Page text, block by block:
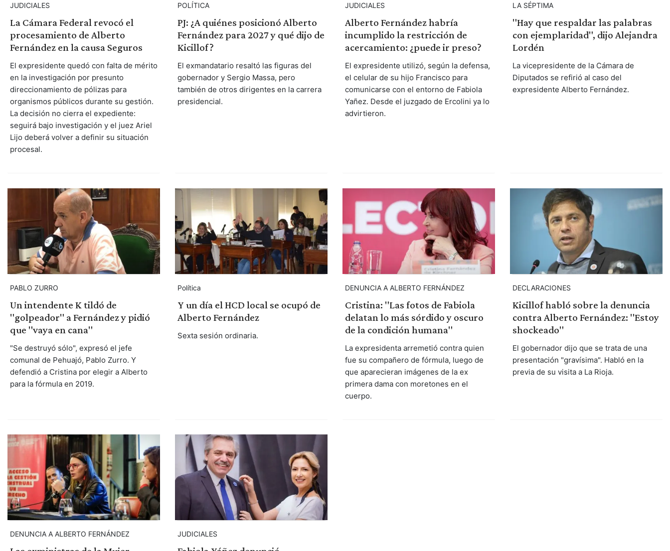
JUDICIALES
La Cámara Federal revocó el
procesamiento de Alberto
Fernández en la causa Seguros
El expresidente quedó con falta de mérito
en la investigación por presunto
direccionamiento de pólizas para
organismos públicos durante su gestión.
La decisión no cierra el expediente:
seguirá bajo investigación y el juez Ariel
Lijo deberá volver a definir su situación
procesal.
POLÍTICA
PJ: ¿A quiénes posicionó Alberto
Fernández para 2027 y qué dijo de
Kicillof?
El exmandatario resaltó las figuras del
gobernador y Sergio Massa, pero
también de otros dirigentes en la carrera
presidencial.
JUDICIALES
Alberto Fernández habría
incumplido la restricción de
acercamiento: ¿puede ir preso?
El expresidente utilizó, según la defensa,
el celular de su hijo Francisco para
comunicarse con el entorno de Fabiola
Yañez. Desde el juzgado de Ercolini ya lo
advirtieron.
LA SÉPTIMA
"Hay que respaldar las palabras
con ejemplaridad", dijo Alejandra
Lordén
La vicepresidente de la Cámara de
Diputados se refirió al caso del
expresidente Alberto Fernández.
PABLO ZURRO
Un intendente K tildó de
"golpeador" a Fernández y pidió
que "vaya en cana"
"Se destruyó sólo", expresó el jefe
comunal de Pehuajó, Pablo Zurro. Y
defendió a Cristina por elegir a Alberto
para la fórmula en 2019.
Política
Y un día el HCD local se ocupó de
Alberto Fernández
Sexta sesión ordinaria.
DENUNCIA A ALBERTO FERNÁNDEZ
Cristina: "Las fotos de Fabiola
delatan lo más sórdido y oscuro
de la condición humana"
La expresidenta arremetió contra quien
fue su compañero de fórmula, luego de
que aparecieran imágenes de la ex
primera dama con moretones en el
cuerpo.
DECLARACIONES
Kicillof habló sobre la denuncia
contra Alberto Fernández: "Estoy
shockeado"
El gobernador dijo que se trata de una
presentación "gravísima". Habló en la
previa de su visita a La Rioja.
DENUNCIA A ALBERTO FERNÁNDEZ JUDICIALES